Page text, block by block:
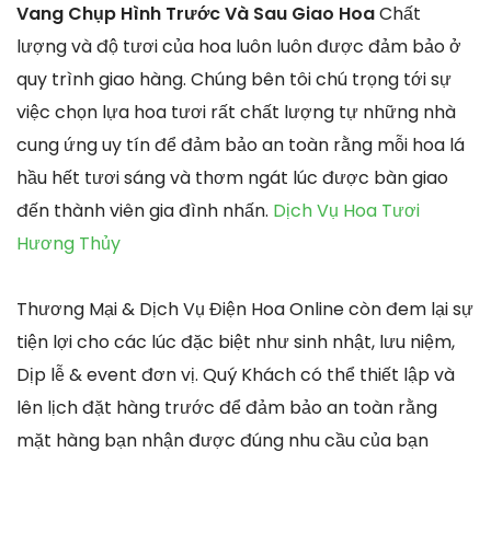
Vang Chụp Hình Trước Và Sau Giao HoaChất
lượng và độ tươi của hoa luôn luôn được đảm bảo ở
quy trình giao hàng. Chúng bên tôi chú trọng tới sự
việc chọn lựa hoa tươi rất chất lượng tự những nhà
cung ứng uy tín để đảm bảo an toàn rằng mỗi hoa lá
hầu hết tươi sáng và thơm ngát lúc được bàn giao
đến thành viên gia đình nhấn. Dịch Vụ Hoa Tươi
Hương Thủy
Thương Mại & Dịch Vụ Điện Hoa Online còn đem lại sự
tiện lợi cho các lúc đặc biệt như sinh nhật, lưu niệm,
Dịp lễ & event đơn vị. Quý Khách có thể thiết lập và
lên lịch đặt hàng trước để đảm bảo an toàn rằng
mặt hàng bạn nhận được đúng nhu cầu của bạn